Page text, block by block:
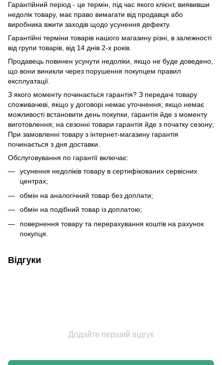
Гарантійний період - це термін, під час якого клієнт, виявивши
недолік товару, має право вимагати від продавця або
виробника вжити заходів щодо усунення дефекту.
Гарантійні терміни товарів нашого магазину різні, в залежності
від групи товарів, від 14 днів 2-х років.
Продавець повинен усунути недоліки, якщо не буде доведено,
що вони виникли через порушення покупцем правил
експлуатації.
З якого моменту починається гарантія? З передачі товару
споживачеві, якщо у договорі немає уточнення; якщо немає
можливості встановити день покупки, гарантія йде з моменту
виготовлення; на сезонні товари гарантія йде з початку сезону;
При замовленні товару з інтернет-магазину гарантія
починається з дня доставки.
Обслуговування по гарантії включає:
усунення недоліків товару в сертифікованих сервісних
центрах;
обмін на аналогічний товар без доплати;
обмін на подібний товар із доплатою;
повернення товару та перерахування коштів на рахунок
покупця.
Відгуки
Додайте перший відгук